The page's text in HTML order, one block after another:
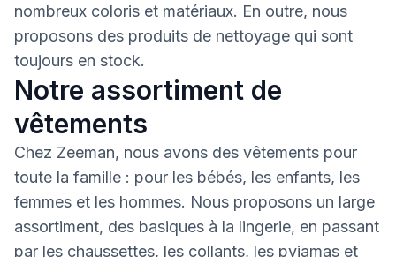
nombreux coloris et matériaux. En outre, nous
proposons des produits de nettoyage qui sont
toujours en stock.
Notre assortiment de
vêtements
Chez Zeeman, nous avons des vêtements pour
toute la famille : pour les bébés, les enfants, les
femmes et les hommes. Nous proposons un large
assortiment, des basiques à la lingerie, en passant
par les chaussettes, les collants, les pyjamas et